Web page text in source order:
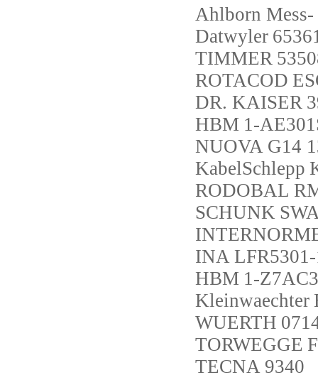
Ahlborn
Datwyler
TIMMER
ROTACOD
DR. KAISER
HBM 1-
NUOVA G14
KabelSchlepp
RODOBAL
SCHUNK
INA
HBM 1-
Kleinwaechter
WUERTH
TORWEGGE
TECNA 9340